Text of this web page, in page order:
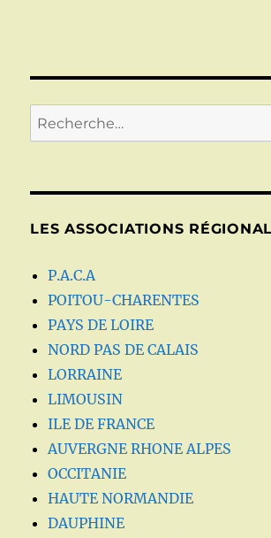
Recherche
pour :
LES ASSOCIATIONS
P.A.C.A
POITOU-CHARENTES
PAYS DE LOIRE
NORD PAS DE CALAIS
LORRAINE
LIMOUSIN
ILE DE FRANCE
AUVERGNE RHONE ALPES
OCCITANIE
HAUTE NORMANDIE
DAUPHINE